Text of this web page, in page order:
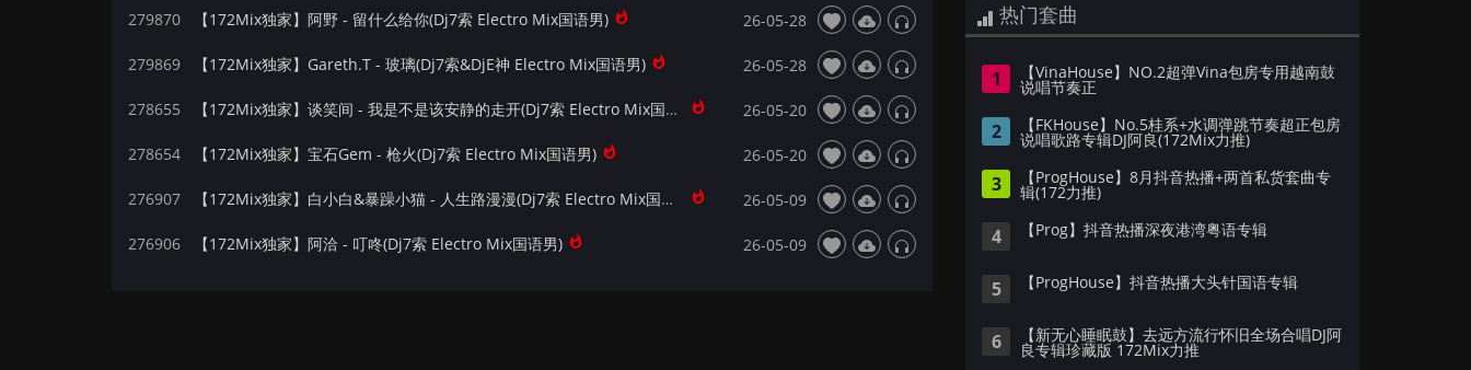
279870 【172Mix独家】阿野 - 留什么给你(Dj7索 Electro Mix国语男) 26-05-28
279869 【172Mix独家】Gareth.T - 玻璃(Dj7索&DjE神 Electro Mix国语男) 26-05-28
278655 【172Mix独家】谈笑间 - 我是不是该安静的走开(Dj7索 Electro Mix国语男) 26-05-20
278654 【172Mix独家】宝石Gem - 枪火(Dj7索 Electro Mix国语男) 26-05-20
276907 【172Mix独家】白小白&暴躁小猫 - 人生路漫漫(Dj7索 Electro Mix国语合唱) 26-05-09
276906 【172Mix独家】阿洽 - 叮咚(Dj7索 Electro Mix国语男) 26-05-09
热门套曲
1 【VinaHouse】NO.2超弹Vina包房专用越南鼓
说唱节奏正
2 【FKHouse】No.5桂系+水调弹跳节奏超正包房
说唱歌路专辑DJ阿良(172Mix力推)
3 【ProgHouse】8月抖音热播+两首私货套曲专
辑(172力推)
4 【Prog】抖音热播深夜港湾粤语专辑
5 【ProgHouse】抖音热播大头针国语专辑
6 【新无心睡眠鼓】去远方流行怀旧全场合唱DJ阿
良专辑珍藏版 172Mix力推